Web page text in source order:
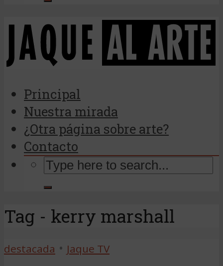
Principal
Nuestra mirada
¿Otra página sobre arte?
Contacto
Tag - kerry marshall
destacada • Jaque TV